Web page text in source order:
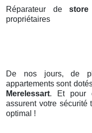
Réparateur de
propriétaires
De nos jours, de
appartements sont
Merelessart. Et pour
assurent votre sécurité
optimal !